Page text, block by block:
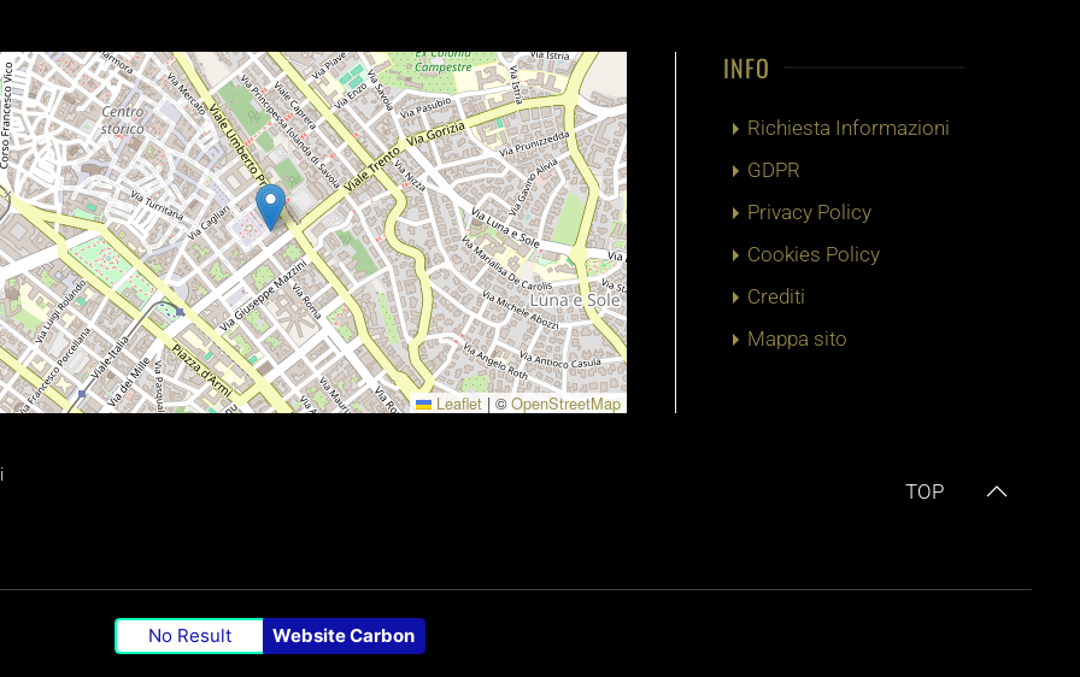
Leaflet | ©OpenStreetMap
INFO
Richiesta Informazioni
GDPR
Privacy Policy
Cookies Policy
Crediti
Mappa sito
TOP
No Result Website Carbon